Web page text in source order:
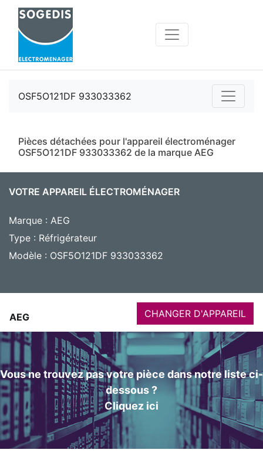
OSF5O121DF 933033362
Pièces détachées pour l'appareil électroménager
OSF5O121DF 933033362 de la marque AEG
VOTRE APPAREIL ÉLECTROMÉNAGER
Marque : AEG
Type : Réfrigérateur
Modèle : OSF5O121DF 933033362
AEG CHANGER D'APPAREIL
Vous ne trouvez pas votre pièce dans notre liste ci-
dessous ?
Cliquez ici